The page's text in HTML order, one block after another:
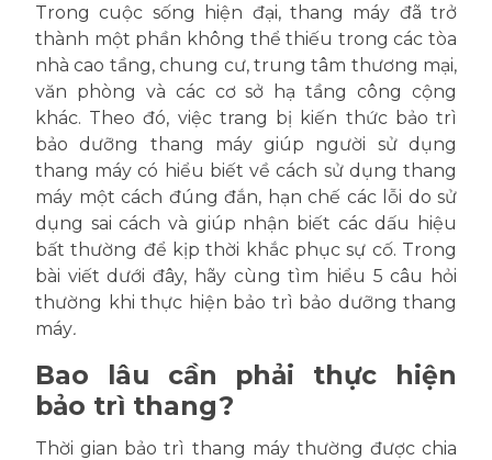
Trong cuộc sống hiện đại, thang máy đã trở
thành một phần không thể thiếu trong các tòa
nhà cao tầng, chung cư, trung tâm thương mại,
văn phòng và các cơ sở hạ tầng công cộng
khác. Theo đó, việc trang bị kiến thức bảo trì
bảo dưỡng thang máy giúp người sử dụng
thang máy có hiểu biết về cách sử dụng thang
máy một cách đúng đắn, hạn chế các lỗi do sử
dụng sai cách và giúp nhận biết các dấu hiệu
bất thường để kịp thời khắc phục sự cố. Trong
bài viết dưới đây, hãy cùng tìm hiểu 5 câu hỏi
thường khi thực hiện bảo trì bảo dưỡng thang
máy.
Bao lâu cần phải thực hiện
bảo trì thang?
Thời gian bảo trì thang máy thường được chia